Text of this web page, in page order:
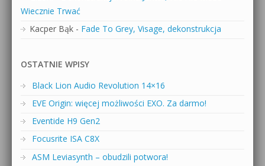
Wiecznie Trwać
Kacper Bąk - Fade To Grey, Visage, dekonstrukcja
OSTATNIE WPISY
Black Lion Audio Revolution 14×16
EVE Origin: więcej możliwości EXO. Za darmo!
Eventide H9 Gen2
Focusrite ISA C8X
ASM Leviasynth – obudzili potwora!